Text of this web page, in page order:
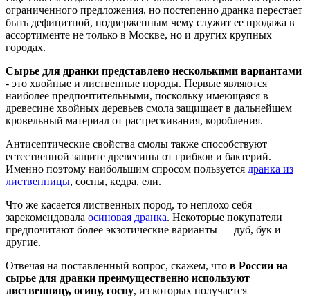
ограниченного предложения, но постепенно дранка перестает
быть дефицитной, подверженным чему служит ее продажа в
ассортименте не только в Москве, но и других крупных
городах.
Сырье для дранки представлено несколькими вариантами
- это хвойные и лиственные породы. Первые являются
наиболее предпочтительными, поскольку имеющаяся в
древесине хвойных деревьев смола защищает в дальнейшем
кровельный материал от растрескивания, коробления.
Антисептические свойства смолы также способствуют
естественной защите древесины от грибков и бактерий.
Именно поэтому наибольшим спросом пользуется дранка из
лиственницы, сосны, кедра, ели.
Что же касается лиственных пород, то неплохо себя
зарекомендовала осиновая дранка. Некоторые покупатели
предпочитают более экзотические варианты — дуб, бук и
другие.
Отвечая на поставленный вопрос, скажем, что в России на
сырье для дранки преимущественно используют
лиственницу, осину, сосну, из которых получается